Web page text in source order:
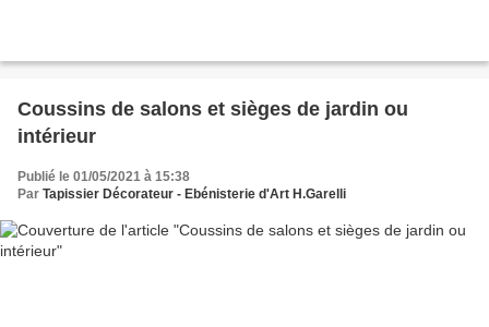
Coussins de salons et sièges de jardin ou
intérieur
Publié le 01/05/2021 à 15:38
Par Tapissier Décorateur - Ebénisterie d'Art H.Garelli